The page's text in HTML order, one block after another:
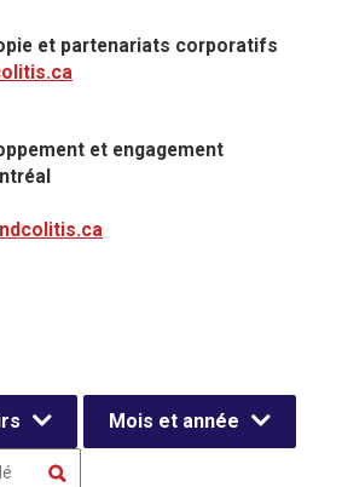
et partenariats corporatifs
et engagement
Mois et année